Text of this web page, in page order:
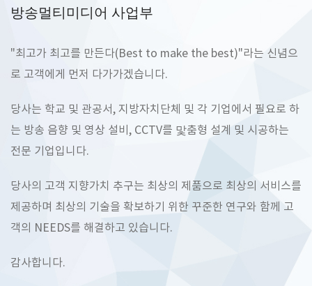
방송멀티미디어 사업부
"최고가 최고를 만든다(Best to make the best)"라는 신념으
로 고객에게 먼저 다가가겠습니다.
당사는 학교 및 관공서, 지방자치단체 및 각 기업에서 필요로 하
는 방송 음향 및 영상 설비, CCTV를 맟춤형 설계 및 시공하는
전문 기업입니다.
당사의 고객 지향가치 추구는 최상의 제품으로 최상의 서비스를
제공하며 최상의 기술을 확보하기 위한 꾸준한 연구와 함께 고
객의 NEEDS를 해결하고 있습니다.
감사합니다.